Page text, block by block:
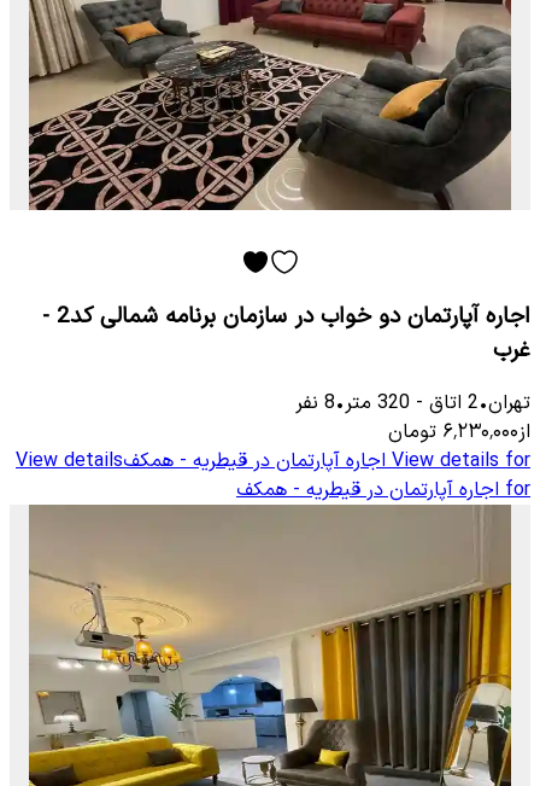
اجاره آپارتمان دو خواب در سازمان برنامه شمالی کد2 -
غرب
تهران•
2 اتاق -
320 متر•
8 نفر
از۶٬۲۳۰٬۰۰۰ تومان
View details for اجاره آپارتمان در قیطریه - همکفView details
for اجاره آپارتمان در قیطریه - همکف